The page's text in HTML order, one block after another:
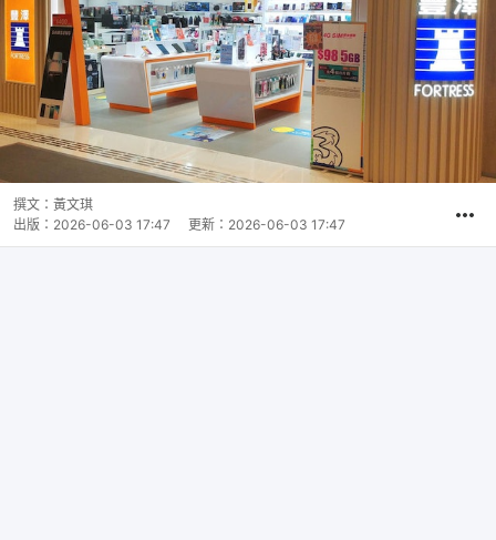
撰文： 黃文琪
出版： 2026-06-03 17:47 更新： 2026-06-03 17:47